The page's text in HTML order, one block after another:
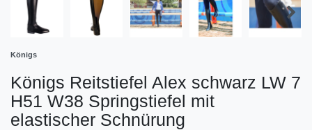
Königs
Königs Reitstiefel Alex schwarz LW 7
H51 W38 Springstiefel mit
elastischer Schnürung